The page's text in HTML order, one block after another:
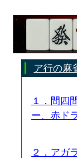
ア行の麻
１．間四
ー、赤ド
２．アガ